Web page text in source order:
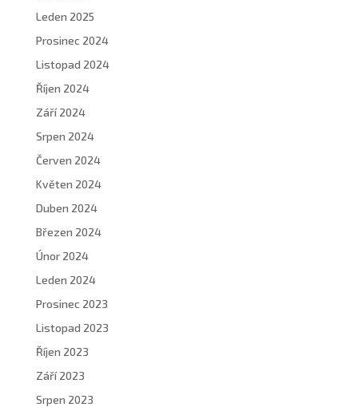
Leden 2025
Prosinec 2024
Listopad 2024
Říjen 2024
Září 2024
Srpen 2024
Červen 2024
Květen 2024
Duben 2024
Březen 2024
Únor 2024
Leden 2024
Prosinec 2023
Listopad 2023
Říjen 2023
Září 2023
Srpen 2023